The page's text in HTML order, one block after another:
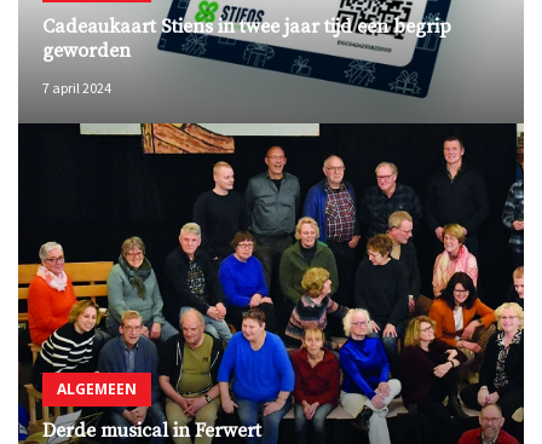
Cadeaukaart Stiens in twee jaar tijd een begrip
geworden
7 april 2024
ALGEMEEN
Derde musical in Ferwert